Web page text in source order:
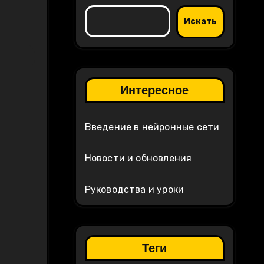
Искать
Интересное
Введение в нейронные сети
Новости и обновления
Руководства и уроки
Теги